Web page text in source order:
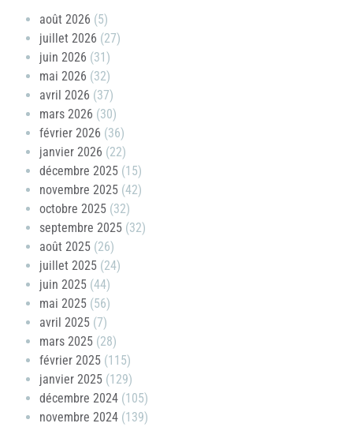
août 2026 (5)
juillet 2026 (27)
juin 2026 (31)
mai 2026 (32)
avril 2026 (37)
mars 2026 (30)
février 2026 (36)
janvier 2026 (22)
décembre 2025 (15)
novembre 2025 (42)
octobre 2025 (32)
septembre 2025 (32)
août 2025 (26)
juillet 2025 (24)
juin 2025 (44)
mai 2025 (56)
avril 2025 (7)
mars 2025 (28)
février 2025 (115)
janvier 2025 (129)
décembre 2024 (105)
novembre 2024 (139)